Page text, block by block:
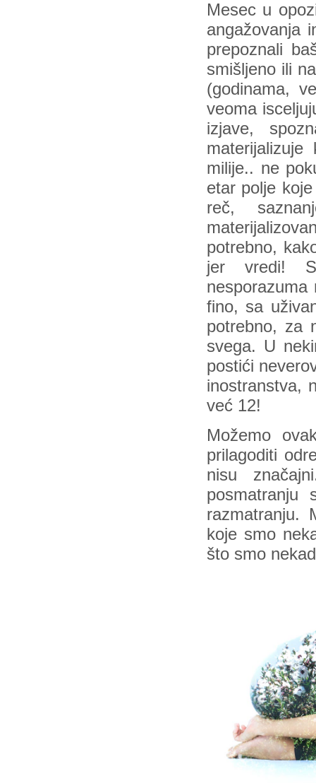
Mesec u
angažovanja
prepoznali
smišljeno ili
(godinama,
veoma
izjave,
milije.. ne
etar polje
reč,
potrebno,
jer vredi!
nesporazuma
fino, sa
potrebno, za
svega. U
postići
inostranstva,
već 12!
Možemo
prilagoditi
nisu
posmatranju
razmatranju.
koje smo
što smo